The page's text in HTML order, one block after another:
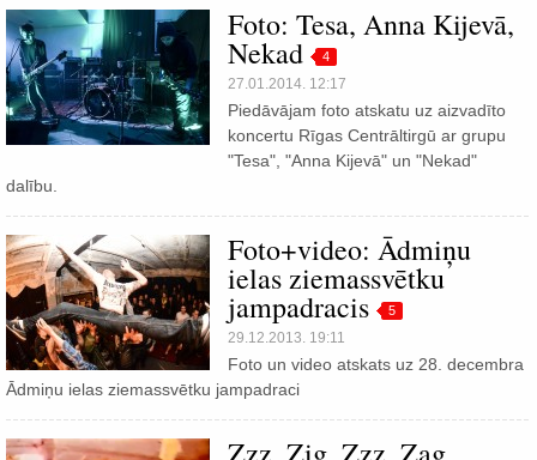
Foto: Tesa, Anna Kijevā,
Nekad 4
27.01.2014. 12:17
Piedāvājam foto atskatu uz aizvadīto
koncertu Rīgas Centrāltirgū ar grupu
"Tesa", "Anna Kijevā" un "Nekad"
dalību.
Foto+video: Ādmiņu
ielas ziemassvētku
jampadracis 5
29.12.2013. 19:11
Foto un video atskats uz 28. decembra
Ādmiņu ielas ziemassvētku jampadraci